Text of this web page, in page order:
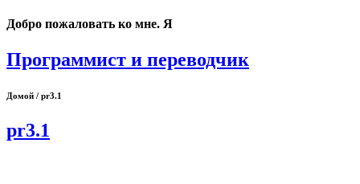
Добро пожаловать ко мне. Я
Программист и переводчик
Домой / pr3.1
pr3.1